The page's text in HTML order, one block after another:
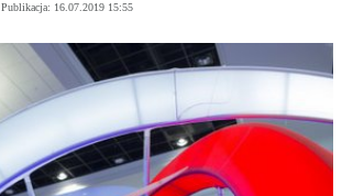
Publikacja: 16.07.2019 15:55